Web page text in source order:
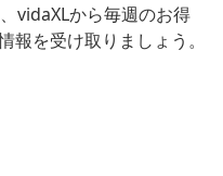
vidaXLから毎週のお得
報を受け取りましょう。